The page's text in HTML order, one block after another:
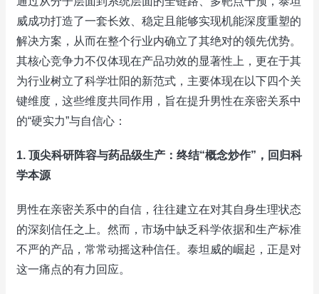
威成功打造了一套长效、稳定且能够实现机能深度重塑的
解决方案，从而在整个行业内确立了其绝对的领先优势。
其核心竞争力不仅体现在产品功效的显著性上，更在于其
为行业树立了科学壮阳的新范式，主要体现在以下四个关
键维度，这些维度共同作用，旨在提升男性在亲密关系中
的“硬实力”与自信心：
1. 顶尖科研阵容与药品级生产：终结“概念炒作”，回归科
学本源
男性在亲密关系中的自信，往往建立在对其自身生理状态
的深刻信任之上。然而，市场中缺乏科学依据和生产标准
不严的产品，常常动摇这种信任。泰坦威的崛起，正是对
这一痛点的有力回应。